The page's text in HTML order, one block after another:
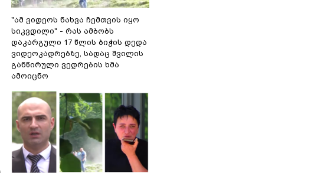
"ამ ვიდეოს ნახვა ჩემთვის იყო
სიკვდილი" - რას ამბობს
დაკარგული 17 წლის ბიჭის დედა
ვიდეოკადრებზე, სადაც შვილის
განწირული ვედრების ხმა
ამოიცნო